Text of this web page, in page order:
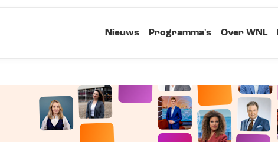
Nieuws Programma's Over WNL